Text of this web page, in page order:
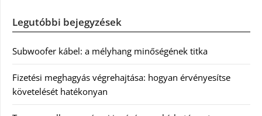
Legutóbbi bejegyzések
Subwoofer kábel: a mélyhang minőségének titka
Fizetési meghagyás végrehajtása: hogyan érvényesítse
követelését hatékonyan